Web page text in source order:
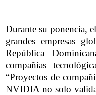
Durante su ponencia,
grandes empresas
República
compañías
“Proyectos de
NVIDIA no solo